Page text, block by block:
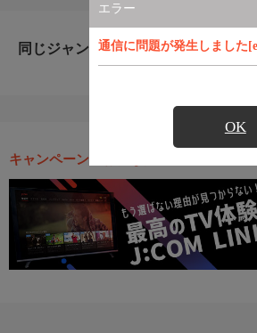
エラー
通信に問題が発生しました
OK
同じジャンルのおすすめ番組
キャンペーン・お得な情報